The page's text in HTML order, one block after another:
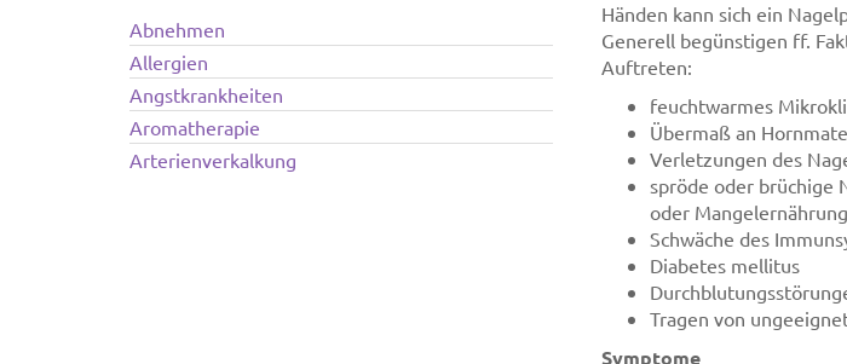
Abnehmen
Allergien
Angstkrankheiten
Aromatherapie
Arterienverkalkung
Händen kann sich ein
Generell begünstigen ff.
Auftreten:
feuchtwarmes
Übermaß an
Verletzungen des
spröde oder brüchige
oder
Schwäche des
Diabetes mellitus
Tragen von
Symptome